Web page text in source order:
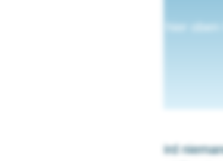
Menschen nur deswegen hier oben
gebraut werden, wird